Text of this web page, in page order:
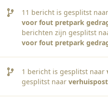
11 bericht is gesplitst naar
voor fout pretpark
berichten zijn gesplitst
voor fout pretpark
1 bericht is gesplitst naar
gesplitst naar verhuispost